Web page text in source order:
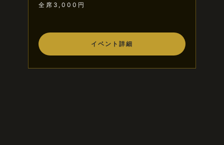
全席3,000円
イベント詳細